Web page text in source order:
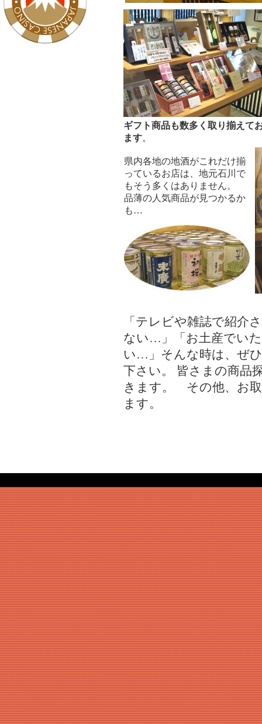
ギフト商品も数多く取り揃えて
ます。
県内各地の地酒がこれだけ揃
っているお店は、地元石川で
もそう多くはありません。
品薄の人気商品が見つかるか
も…
「テレビや雑誌で紹介
ない…」「お土産でい
い…」そんな時は、ぜ
下さい。 皆さまの商品
きます。 その他、お
ます。